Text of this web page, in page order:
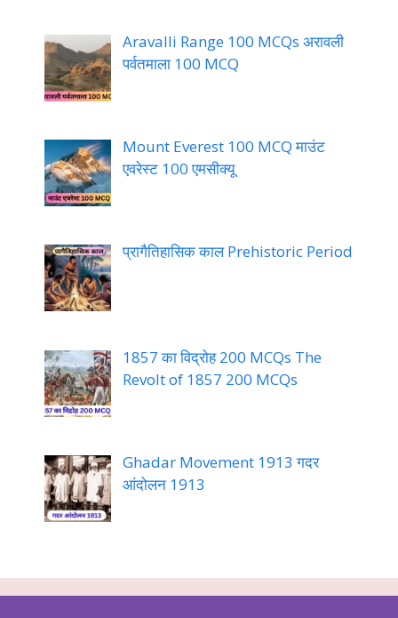
Aravalli Range 100 MCQs अरावली
पर्वतमाला 100 MCQ
Mount Everest 100 MCQ माउंट
एवरेस्ट 100 एमसीक्यू
प्रागैतिहासिक काल Prehistoric Period
1857 का विद्रोह 200 MCQs The
Revolt of 1857 200 MCQs
Ghadar Movement 1913 गदर
आंदोलन 1913